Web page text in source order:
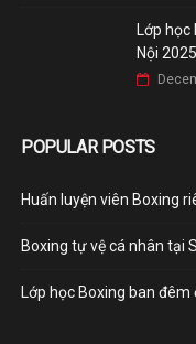
Lớp học
Nội 2025
POPULAR POSTS
Huấn luyện viên Boxing
Boxing tự vệ cá nhân tại
Lớp học Boxing ban đêm